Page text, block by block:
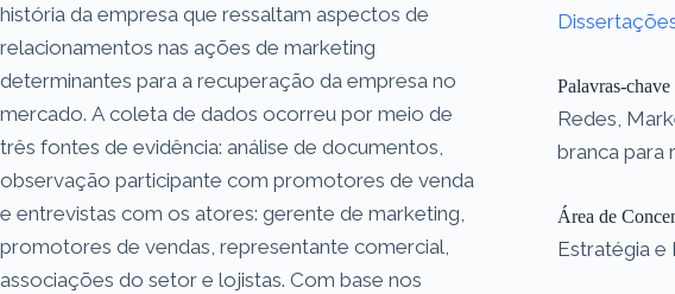
história da empresa que ressaltam aspectos de
relacionamentos nas ações de marketing
determinantes para a recuperação da empresa no
mercado. A coleta de dados ocorreu por meio de
três fontes de evidência: análise de documentos,
observação participante com promotores de venda
e entrevistas com os atores: gerente de marketing,
promotores de vendas, representante comercial,
associações do setor e lojistas. Com base nos
Palavras-chave
Redes,
branca para
Área de
Estratégia e